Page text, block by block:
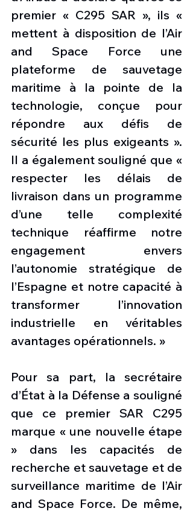
premier « C295 SAR », ils «
mettent à disposition de l’Air
and Space Force une
plateforme de sauvetage
maritime à la pointe de la
technologie, conçue pour
répondre aux défis de
sécurité les plus exigeants ».
Il a également souligné que «
respecter les délais de
livraison dans un programme
d’une telle complexité
technique réaffirme notre
engagement envers
l’autonomie stratégique de
l’Espagne et notre capacité à
transformer l’innovation
industrielle en véritables
avantages opérationnels. »
Pour sa part, la secrétaire
d’État à la Défense a souligné
que ce premier SAR C295
marque « une nouvelle étape
» dans les capacités de
recherche et sauvetage et de
surveillance maritime de l’Air
and Space Force. De même,